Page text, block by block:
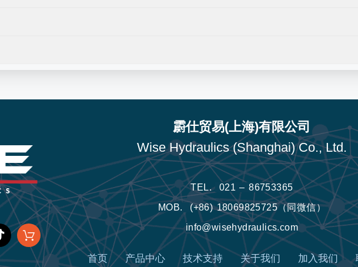
霨仕贸易(上海)有限公司
Wise Hydraulics (Shanghai) Co., Ltd.
TEL. 021 – 86753365
MOB.(+86) 18069825725（同微信）
info@wisehydraulics.com
首页 产品中心 技术支持 关于我们 加入我们